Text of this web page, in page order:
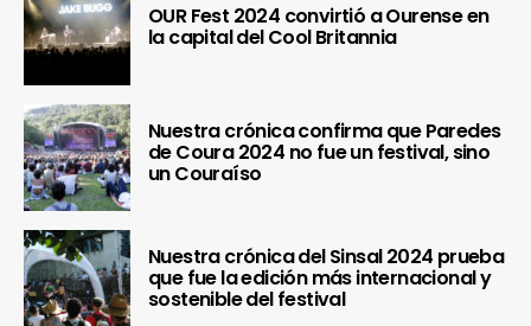
OUR Fest 2024 convirtió a Ourense en
la capital del Cool Britannia
Nuestra crónica confirma que Paredes
de Coura 2024 no fue un festival, sino
un Couraíso
Nuestra crónica del Sinsal 2024 prueba
que fue la edición más internacional y
sostenible del festival